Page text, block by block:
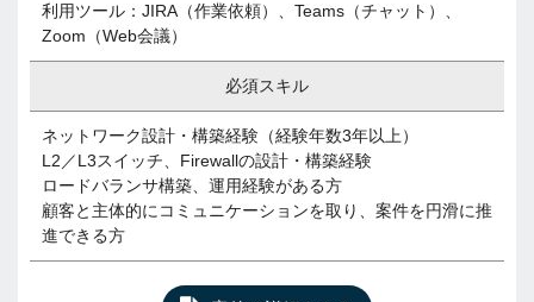
利用ツール：JIRA（作業依頼）、Teams（チャット）、
Zoom（Web会議）
必須スキル
ネットワーク設計・構築経験（経験年数3年以上）
L2／L3スイッチ、Firewallの設計・構築経験
ロードバランサ構築、運用経験がある方
顧客と主体的にコミュニケーションを取り、案件を円滑に推
進できる方